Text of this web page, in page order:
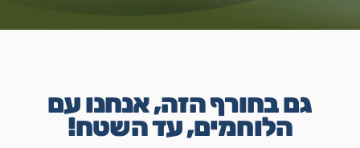
גם בחורף הזה, אנחנו עם
הלוחמים, עד השטח!